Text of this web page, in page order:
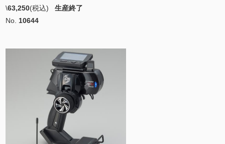
\63,250(税込) 生産終了
No. 10644